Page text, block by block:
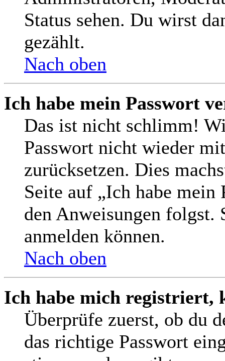
Status sehen. Du wirst
gezählt.
Nach oben
Ich habe mein Passwort
Das ist nicht schlimm!
Passwort nicht wieder
zurücksetzen. Dies
Seite auf „Ich habe mein
den Anweisungen folgst.
anmelden können.
Nach oben
Ich habe mich registriert,
Überprüfe zuerst, ob du
das richtige Passwort